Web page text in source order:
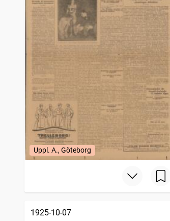
Uppl. A., Göteborg
1925-10-07